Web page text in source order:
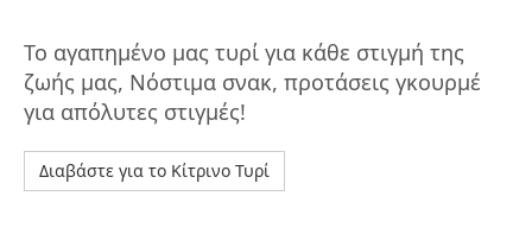
Το αγαπημένο μας τυρί για κάθε στιγμή της
ζωής μας, Νόστιμα σνακ, προτάσεις γκουρμέ
για απόλυτες στιγμές!
Διαβάστε για το Κίτρινο Τυρί